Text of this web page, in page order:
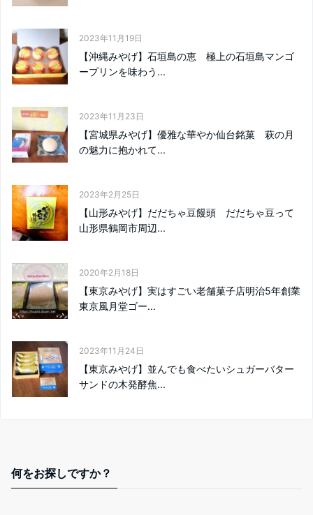
2023年11月19日
【沖縄みやげ】石垣島の恵 極上の石垣島マンゴ
ープリンを味わう...
2023年11月23日
【宮城県みやげ】優雅な華やか仙台銘菓 萩の月
の魅力に抱かれて...
2023年2月25日
【山形みやげ】だだちゃ豆饅頭 だだちゃ豆って
山形県鶴岡市周辺...
2020年2月18日
【東京みやげ】実はすごい老舗菓子店明治5年創業
東京風月堂ゴー...
2023年11月24日
【東京みやげ】並んでも食べたいシュガーバター
サンドの木発酵焦...
何をお探しですか？